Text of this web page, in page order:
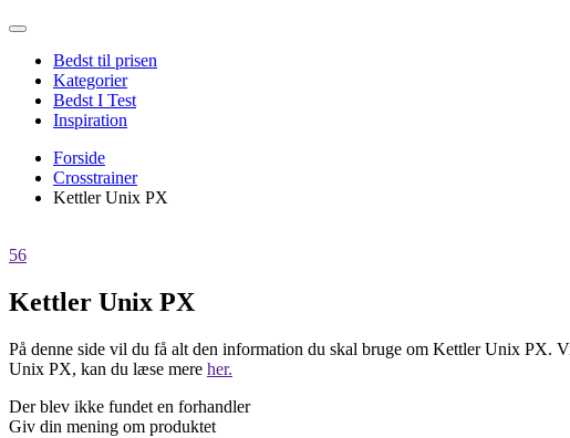
Bedst til prisen
Kategorier
Bedst I Test
Inspiration
Forside
Crosstrainer
Kettler Unix PX
56
Kettler Unix PX
På denne side vil du få alt den information du skal bruge om Kettler Unix PX.
Unix PX, kan du læse mere her.
Der blev ikke fundet en forhandler
Giv din mening om produktet